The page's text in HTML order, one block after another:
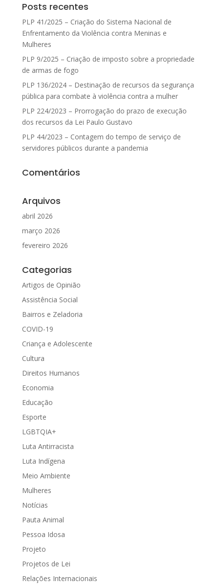
Posts recentes
PLP 41/2025 – Criação do Sistema Nacional de
Enfrentamento da Violência contra Meninas e
Mulheres
PLP 9/2025 – Criação de imposto sobre a propriedade
de armas de fogo
PLP 136/2024 – Destinação de recursos da segurança
pública para combate à violência contra a mulher
PLP 224/2023 – Prorrogação do prazo de execução
dos recursos da Lei Paulo Gustavo
PLP 44/2023 – Contagem do tempo de serviço de
servidores públicos durante a pandemia
Comentários
Arquivos
abril 2026
março 2026
fevereiro 2026
Categorias
Artigos de Opinião
Assistência Social
Bairros e Zeladoria
COVID-19
Criança e Adolescente
Cultura
Direitos Humanos
Economia
Educação
Esporte
LGBTQIA+
Luta Antirracista
Luta Indígena
Meio Ambiente
Mulheres
Notícias
Pauta Animal
Pessoa Idosa
Projeto
Projetos de Lei
Relações Internacionais